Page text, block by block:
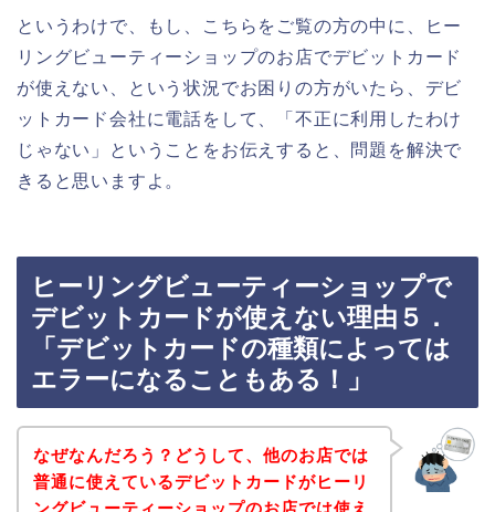
というわけで、もし、こちらをご覧の方の中に、ヒー
リングビューティーショップのお店でデビットカード
が使えない、という状況でお困りの方がいたら、デビ
ットカード会社に電話をして、「不正に利用したわけ
じゃない」ということをお伝えすると、問題を解決で
きると思いますよ。
ヒーリングビューティーショップで
デビットカードが使えない理由５．
「デビットカードの種類によっては
エラーになることもある！」
なぜなんだろう？どうして、他のお店では
普通に使えているデビットカードがヒーリ
ングビューティーショップのお店では使え